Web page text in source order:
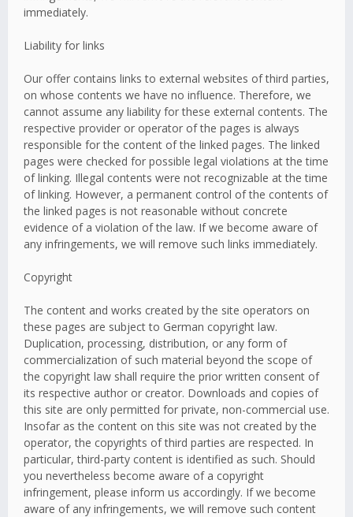
immediately.
Liability for links
Our offer contains links to external websites of third parties,
on whose contents we have no influence. Therefore, we
cannot assume any liability for these external contents. The
respective provider or operator of the pages is always
responsible for the content of the linked pages. The linked
pages were checked for possible legal violations at the time
of linking. Illegal contents were not recognizable at the time
of linking. However, a permanent control of the contents of
the linked pages is not reasonable without concrete
evidence of a violation of the law. If we become aware of
any infringements, we will remove such links immediately.
Copyright
The content and works created by the site operators on
these pages are subject to German copyright law.
Duplication, processing, distribution, or any form of
commercialization of such material beyond the scope of
the copyright law shall require the prior written consent of
its respective author or creator. Downloads and copies of
this site are only permitted for private, non-commercial use.
Insofar as the content on this site was not created by the
operator, the copyrights of third parties are respected. In
particular, third-party content is identified as such. Should
you nevertheless become aware of a copyright
infringement, please inform us accordingly. If we become
aware of any infringements, we will remove such content